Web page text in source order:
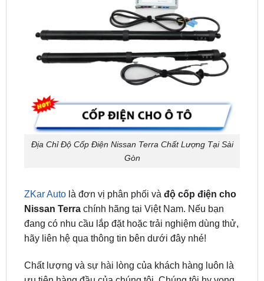
Địa Chỉ Độ Cốp Điện Nissan Terra Chất Lượng Tại Sài
Gòn
là đơn vị phân phối và
đang có nhu cầu lắp đặt hoặc trải nghiệm dùng thử,
hãy liên hệ qua thông tin bên dưới đây nhé!
Chất lượng và sự hài lòng của khách hàng luôn là
có cơ hội hợp tác với bạn để nâng cấp và cá nhân